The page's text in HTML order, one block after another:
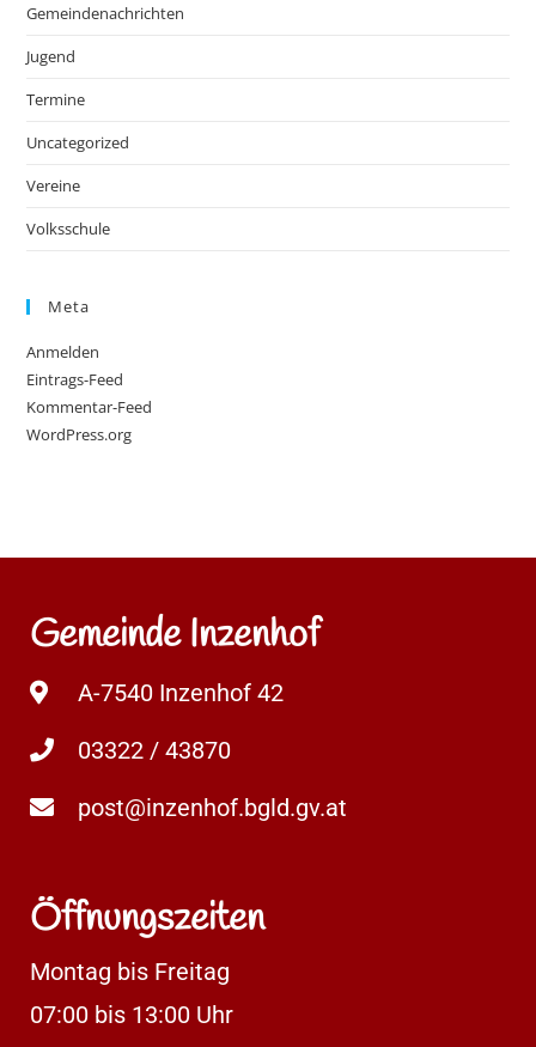
Gemeindenachrichten
Jugend
Termine
Uncategorized
Vereine
Volksschule
Meta
Anmelden
Eintrags-Feed
Kommentar-Feed
WordPress.org
Gemeinde Inzenhof
A-7540 Inzenhof 42
03322 / 43870
post@inzenhof.bgld.gv.at
Öffnungszeiten
Montag bis Freitag
07:00 bis 13:00 Uhr